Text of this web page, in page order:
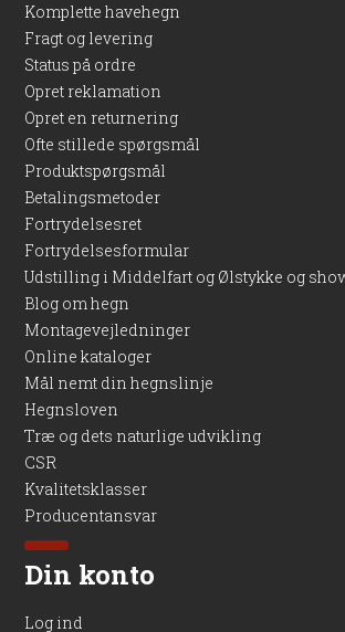
Komplette havehegn
Fragt og levering
Status på ordre
Opret reklamation
Opret en returnering
Ofte stillede spørgsmål
Produktspørgsmål
Betalingsmetoder
Fortrydelsesret
Fortrydelsesformular
Udstilling i Middelfart og Ølstykke og
Blog om hegn
Montagevejledninger
Online kataloger
Mål nemt din hegnslinje
Hegnsloven
Træ og dets naturlige udvikling
CSR
Kvalitetsklasser
Producentansvar
Din konto
Log ind